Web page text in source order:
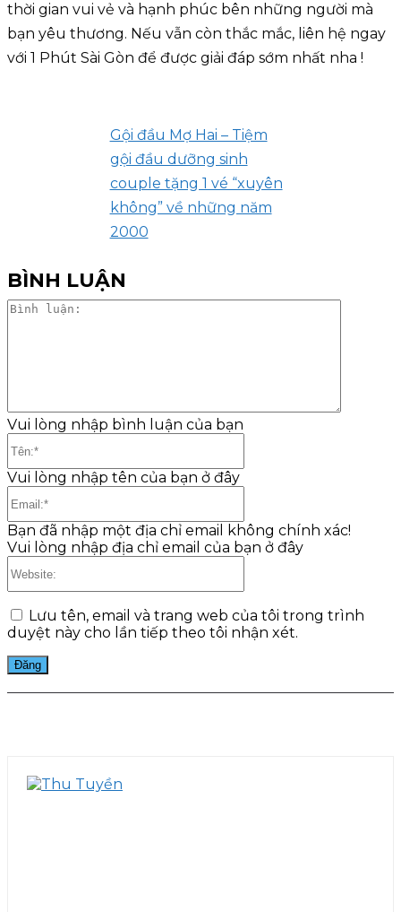
thời gian vui vẻ và hạnh phúc bên những người mà
bạn yêu thương. Nếu vẫn còn thắc mắc, liên hệ ngay
với 1 Phút Sài Gòn để được giải đáp sớm nhất nha !
Gội đầu Mợ Hai – Tiệm
gội đầu dưỡng sinh
couple tặng 1 vé “xuyên
không” về những năm
2000
BÌNH LUẬN
Vui lòng nhập bình luận của bạn
Vui lòng nhập tên của bạn ở đây
Bạn đã nhập một địa chỉ email không chính xác!
Vui lòng nhập địa chỉ email của bạn ở đây
Lưu tên, email và trang web của tôi trong trình
duyệt này cho lần tiếp theo tôi nhận xét.